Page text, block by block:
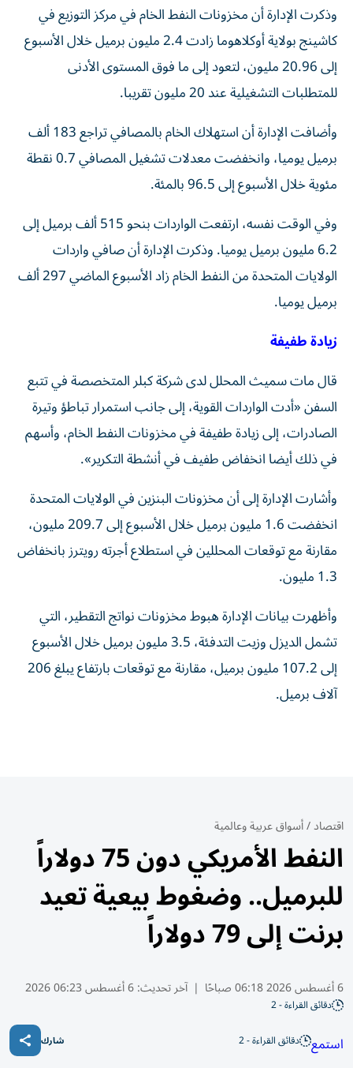
وذكرت الإدارة أن مخزونات النفط ⁠الخام في مركز التوزيع في
كاشينج بولاية أوكلاهوما زادت 2.4 مليون برميل خلال الأسبوع
إلى 20.96 مليون، لتعود إلى ما فوق المستوى الأدنى
للمتطلبات التشغيلية عند 20 مليون تقريبا.
وأضافت الإدارة أن استهلاك الخام بالمصافي تراجع 183 ألف
برميل يوميا، وانخفضت معدلات تشغيل المصافي 0.7 نقطة
مئوية خلال الأسبوع إلى ​96.5 بالمئة.
وفي الوقت نفسه، ارتفعت الواردات بنحو 515 ألف برميل ‌إلى
6.2 مليون برميل يوميا. وذكرت الإدارة أن صافي واردات
الولايات المتحدة من النفط الخام زاد الأسبوع الماضي 297 ألف
برميل يوميا.
زيادة طفيفة ⁠
قال مات سميث المحلل لدى شركة كبلر المتخصصة في تتبع
السفن «أدت الواردات القوية، إلى جانب استمرار تباطؤ وتيرة
الصادرات، إلى زيادة طفيفة في مخزونات ​النفط الخام، ‌وأسهم
في ذلك أيضا انخفاض طفيف في أنشطة التكرير».
وأشارت الإدارة إلى أن ‌مخزونات البنزين في الولايات المتحدة
انخفضت 1.6 مليون برميل خلال الأسبوع إلى 209.7 مليون،
مقارنة مع توقعات المحللين في استطلاع ⁠أجرته رويترز بانخفاض
1.3 مليون.
وأظهرت بيانات الإدارة هبوط مخزونات ​نواتج التقطير، التي
تشمل الديزل وزيت التدفئة، 3.5 مليون برميل خلال الأسبوع
إلى 107.2 مليون برميل، مقارنة مع توقعات بارتفاع يبلغ 206
⁠آلاف برميل.
اقتصاد/أسواق عربية وعالمية
النفط الأمريكي دون 75 دولاراً
للبرميل.. وضغوط بيعية تعيد
برنت إلى 79 دولاراً
6 أغسطس 2026 06:18 صباحًا | آخر تحديث:6 أغسطس 06:23 2026
دقائق القراءة - 2
استمع دقائق القراءة - 2 شارك